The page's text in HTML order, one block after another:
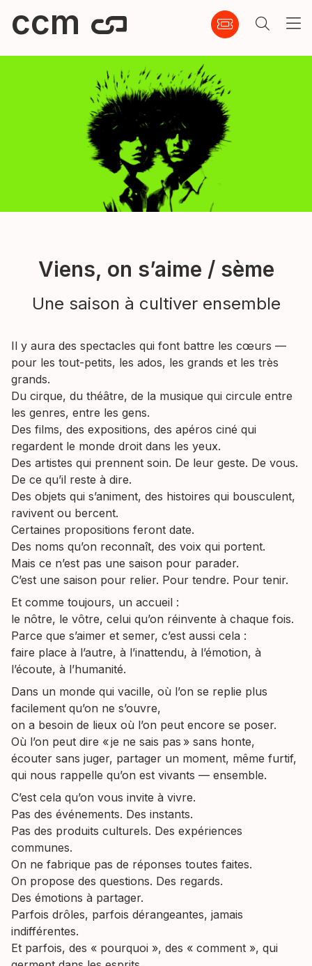
ccm
Viens, on s’aime / sème
Une saison à cultiver ensemble
Il y aura des spectacles qui font battre les cœurs —
pour les tout-petits, les ados, les grands et les très
grands.
Du cirque, du théâtre, de la musique qui circule entre
les genres, entre les gens.
Des films, des expositions, des apéros ciné qui
regardent le monde droit dans les yeux.
Des artistes qui prennent soin. De leur geste. De vous.
De ce qu’il reste à dire.
Des objets qui s’animent, des histoires qui bousculent,
ravivent ou bercent.
Certaines propositions feront date.
Des noms qu’on reconnaît, des voix qui portent.
Mais ce n’est pas une saison pour parader.
C’est une saison pour relier. Pour tendre. Pour tenir.
Et comme toujours, un accueil :
le nôtre, le vôtre, celui qu’on réinvente à chaque fois.
Parce que s’aimer et semer, c’est aussi cela :
faire place à l’autre, à l’inattendu, à l’émotion, à
l’écoute, à l’humanité.
Dans un monde qui vacille, où l’on se replie plus
facilement qu’on ne s’ouvre,
on a besoin de lieux où l’on peut encore se poser.
Où l’on peut dire « je ne sais pas » sans honte,
écouter sans juger, partager un moment, même furtif,
qui nous rappelle qu’on est vivants — ensemble.
C’est cela qu’on vous invite à vivre.
Pas des événements. Des instants.
Pas des produits culturels. Des expériences
communes.
On ne fabrique pas de réponses toutes faites.
On propose des questions. Des regards.
Des émotions à partager.
Parfois drôles, parfois dérangeantes, jamais
indifférentes.
Et parfois, des « pourquoi », des « comment », qui